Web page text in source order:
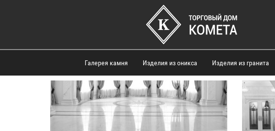
Галерея камня Изделия из оникса Изделия из гранита